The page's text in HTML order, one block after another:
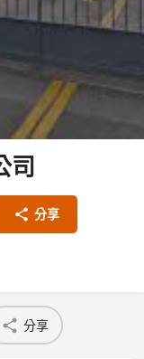
司
分享
分享